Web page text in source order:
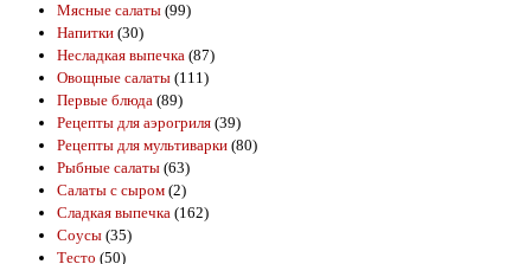
Мясные салаты (99)
Напитки (30)
Несладкая выпечка (87)
Овощные салаты (111)
Первые блюда (89)
Рецепты для аэрогриля (39)
Рецепты для мультиварки (80)
Рыбные салаты (63)
Салаты с сыром (2)
Сладкая выпечка (162)
Соусы (35)
Тесто (50)